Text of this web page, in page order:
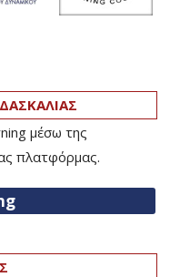
μέσω της
πλατφόρμας.